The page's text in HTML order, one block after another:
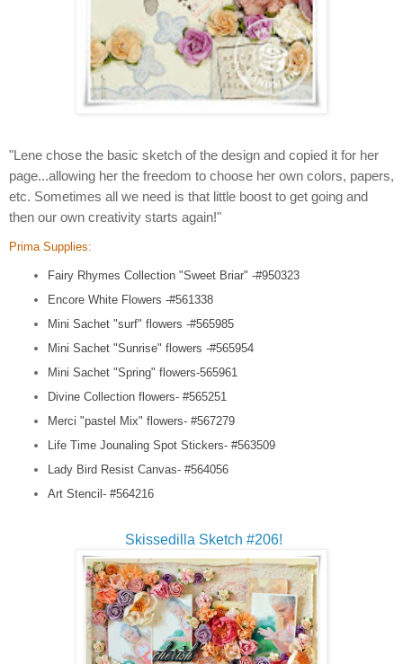
"Lene chose the basic sketch of the design and copied it for her
page...allowing her the freedom to choose her own colors, papers,
etc. Sometimes all we need is that little boost to get going and
then our own creativity starts again!"
Prima Supplies:
Fairy Rhymes Collection "Sweet Briar" -#950323
Encore White Flowers -#561338
Mini Sachet "surf" flowers -#565985
Mini Sachet "Sunrise" flowers -#565954
Mini Sachet "Spring" flowers-565961
Divine Collection flowers- #565251
Merci "pastel Mix" flowers- #567279
Life Time Jounaling Spot Stickers- #563509
Lady Bird Resist Canvas- #564056
Art Stencil- #564216
Skissedilla Sketch #206!